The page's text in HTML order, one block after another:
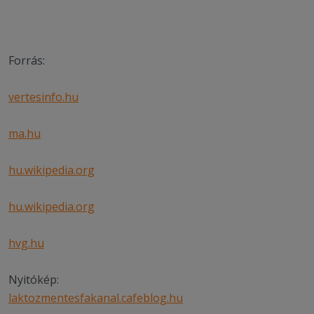
Forrás:
vertesinfo.hu
ma.hu
hu.wikipedia.org
hu.wikipedia.org
hvg.hu
Nyitókép:
laktozmentesfakanal.cafeblog.hu